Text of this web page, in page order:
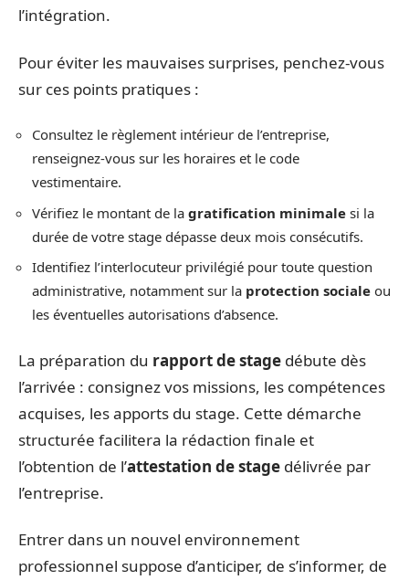
l’intégration.
Pour éviter les mauvaises surprises, penchez-vous
sur ces points pratiques :
Consultez le règlement intérieur de l’entreprise,
renseignez-vous sur les horaires et le code
vestimentaire.
Vérifiez le montant de la gratification minimale si la
durée de votre stage dépasse deux mois consécutifs.
Identifiez l’interlocuteur privilégié pour toute question
administrative, notamment sur la protection sociale ou
les éventuelles autorisations d’absence.
La préparation du rapport de stage débute dès
l’arrivée : consignez vos missions, les compétences
acquises, les apports du stage. Cette démarche
structurée facilitera la rédaction finale et
l’obtention de l’attestation de stage délivrée par
l’entreprise.
Entrer dans un nouvel environnement
professionnel suppose d’anticiper, de s’informer, de